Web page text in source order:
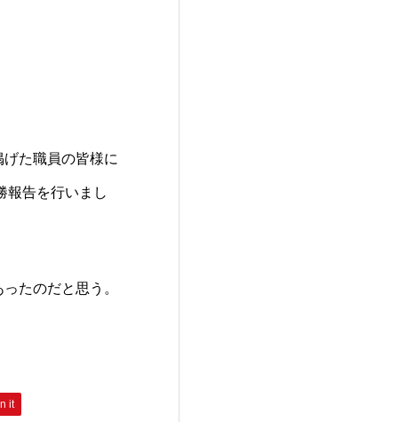
た職員の皆様に
報告を行いまし
たのだと思う。
it